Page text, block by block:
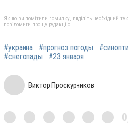
Якщо ви помітили помилку, виділіть необхідний
повідомити про це редакцію
#украина #прогноз погоды
#снегопады
#23 января
Виктор Проскурников